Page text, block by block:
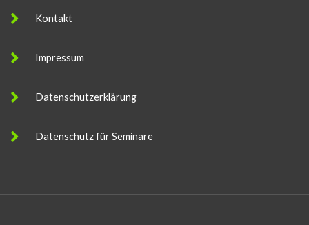
Kontakt
Impressum
Datenschutzerklärung
Datenschutz für Seminare